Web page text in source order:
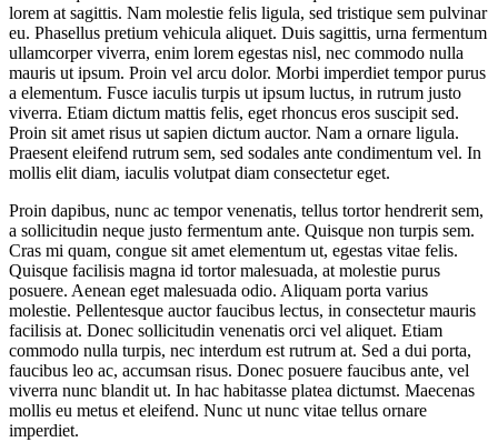
lorem at sagittis. Nam molestie felis ligula, sed tristique sem pulvinar
eu. Phasellus pretium vehicula aliquet. Duis sagittis, urna fermentum
ullamcorper viverra, enim lorem egestas nisl, nec commodo nulla
mauris ut ipsum. Proin vel arcu dolor. Morbi imperdiet tempor purus
a elementum. Fusce iaculis turpis ut ipsum luctus, in rutrum justo
viverra. Etiam dictum mattis felis, eget rhoncus eros suscipit sed.
Proin sit amet risus ut sapien dictum auctor. Nam a ornare ligula.
Praesent eleifend rutrum sem, sed sodales ante condimentum vel. In
mollis elit diam, iaculis volutpat diam consectetur eget.
Proin dapibus, nunc ac tempor venenatis, tellus tortor hendrerit sem,
a sollicitudin neque justo fermentum ante. Quisque non turpis sem.
Cras mi quam, congue sit amet elementum ut, egestas vitae felis.
Quisque facilisis magna id tortor malesuada, at molestie purus
posuere. Aenean eget malesuada odio. Aliquam porta varius
molestie. Pellentesque auctor faucibus lectus, in consectetur mauris
facilisis at. Donec sollicitudin venenatis orci vel aliquet. Etiam
commodo nulla turpis, nec interdum est rutrum at. Sed a dui porta,
faucibus leo ac, accumsan risus. Donec posuere faucibus ante, vel
viverra nunc blandit ut. In hac habitasse platea dictumst. Maecenas
mollis eu metus et eleifend. Nunc ut nunc vitae tellus ornare
imperdiet.